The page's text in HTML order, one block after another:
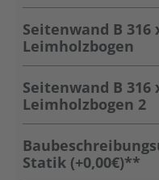
Seitenwand B 316
Leimholzbogen
Seitenwand B 316
Leimholzbogen 2
Statik (+0,00€)**